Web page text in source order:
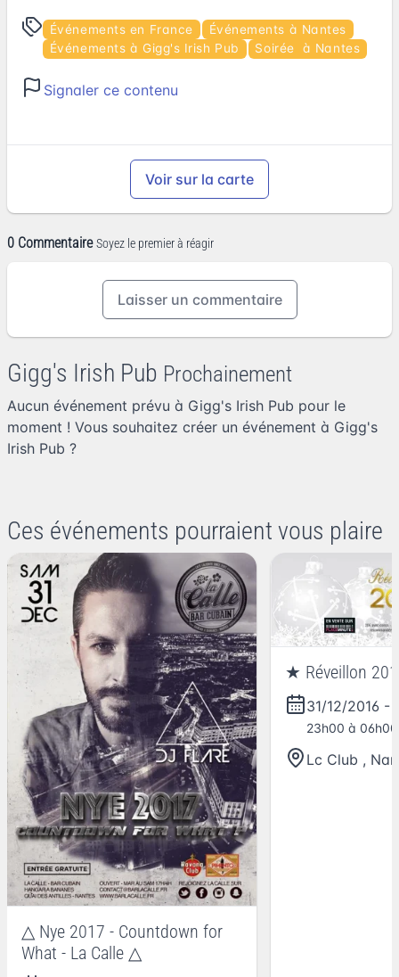
Événements en France
Événements à Nantes
Événements à Gigg's Irish Pub
Soirée à Nantes
Signaler ce contenu
Voir sur la carte
0 Commentaire Soyez le premier à réagir
Laisser un commentaire
Gigg's Irish Pub Prochainement
Aucun événement prévu à Gigg's Irish Pub pour le
moment ! Vous souhaitez créer un événement à Gigg's
Irish Pub ?
Ces événements pourraient vous plaire
△ Nye 2017 - Countdown for
What - La Calle △
★ Réveillon
31/12/2016 -
23h00 à 06h00
Lc Club ,